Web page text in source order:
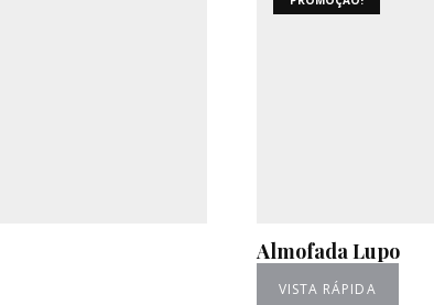
Almofada Lupo
VISTA RÁPIDA